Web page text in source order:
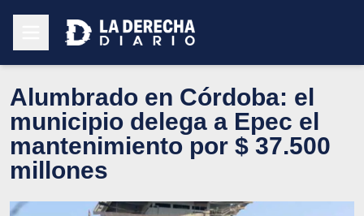
Alumbrado en Córdoba: el
municipio delega a Epec el
mantenimiento por $ 37.500
millones